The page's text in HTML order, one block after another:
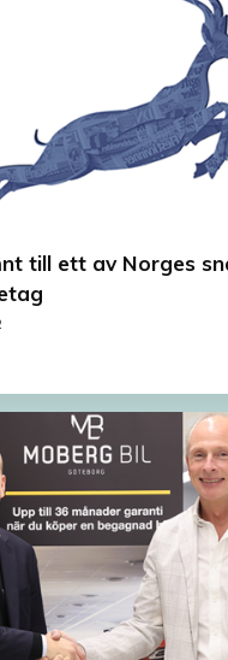
till ett av Norges